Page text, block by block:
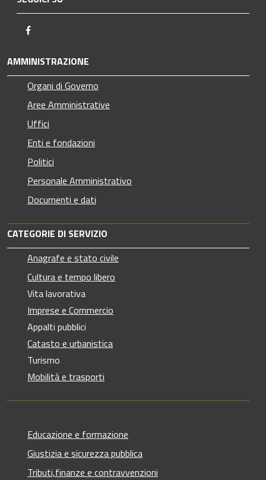
AMMINISTRAZIONE
Organi di Governo
Aree Amministrative
Uffici
Enti e fondazioni
Politici
Personale Amministrativo
Documenti e dati
CATEGORIE DI SERVIZIO
Anagrafe e stato civile
Cultura e tempo libero
Vita lavorativa
Imprese e Commercio
Appalti pubblici
Catasto e urbanistica
Turismo
Mobilità e trasporti
Educazione e formazione
Giustizia e sicurezza pubblica
Tributi,finanze e contravvenzioni